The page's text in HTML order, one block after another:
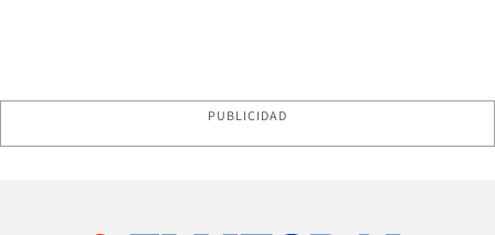
PUBLICIDAD